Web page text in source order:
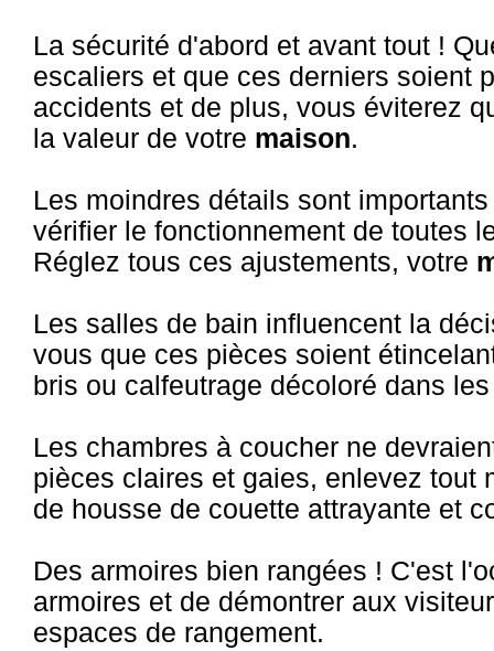
La sécurité d'abord et avant tout !
escaliers et que ces derniers soient
accidents et de plus, vous éviterez
la valeur de votre maison.
Les moindres détails sont
vérifier le fonctionnement de toutes
Réglez tous ces ajustements, votre
Les salles de bain influencent la
vous que ces pièces soient
bris ou calfeutrage décoloré dans
Les chambres à coucher ne
pièces claires et gaies, enlevez tout
de housse de couette attrayante et
Des armoires bien rangées ! C'est
armoires et de démontrer aux
espaces de rangement.